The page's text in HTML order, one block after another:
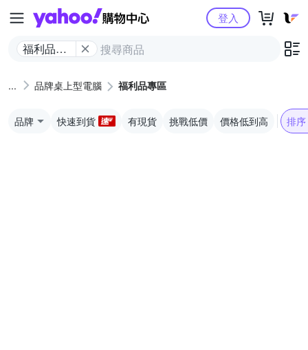
Yahoo購物中心
福利品專
登入
品牌桌上型電腦 福利品專區
品牌 快速到貨 有現貨 挑戰低價 價格低到高 排序